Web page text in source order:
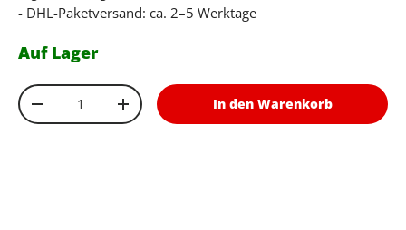
- DHL-Paketversand: ca. 2–5 Werktage
Auf Lager
Anzahl
Menge verringernMenge erhöhenIn den Warenkorb